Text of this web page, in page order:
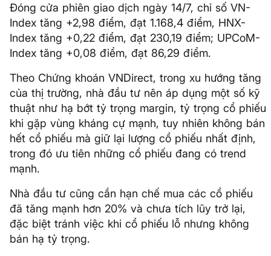
Đóng cửa phiên giao dịch ngày 14/7, chỉ số VN-
Index tăng +2,98 điểm, đạt 1.168,4 điểm, HNX-
Index tăng +0,22 điểm, đạt 230,19 điểm; UPCoM-
Index tăng +0,08 điểm, đạt 86,29 điểm.
Theo Chứng khoán VNDirect, trong xu hướng tăng
của thị trường, nhà đầu tư nên áp dụng một số kỹ
thuật như hạ bớt tỷ trọng margin, tỷ trọng cổ phiếu
khi gặp vùng kháng cự mạnh, tuy nhiên không bán
hết cổ phiếu mà giữ lại lượng cổ phiếu nhất định,
trong đó ưu tiên những cổ phiếu đang có trend
mạnh.
Nhà đầu tư cũng cần hạn chế mua các cổ phiếu
đã tăng mạnh hơn 20% và chưa tích lũy trở lại,
đặc biệt tránh việc khi cổ phiếu lỗ nhưng không
bán hạ tỷ trọng.